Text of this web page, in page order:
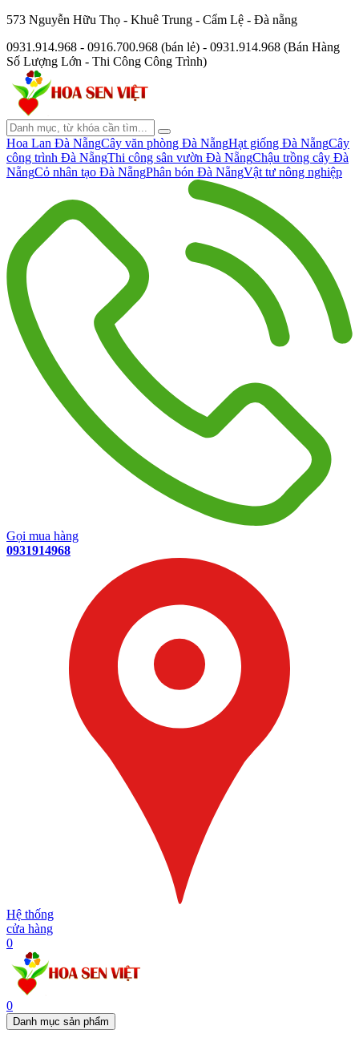
573 Nguyễn Hữu Thọ - Khuê Trung - Cẩm Lệ - Đà nẵng
0931.914.968 - 0916.700.968 (bán lẻ) - 0931.914.968 (Bán Hàng
Số Lượng Lớn - Thi Công Công Trình)
Hoa Lan Đà NẵngCây văn phòng Đà NẵngHạt giống Đà NẵngCây
công trình Đà NẵngThi công sân vườn Đà NẵngChậu trồng cây Đà
NẵngCỏ nhân tạo Đà NẵngPhân bón Đà NẵngVật tư nông nghiệp
Gọi mua hàng
0931914968
Hệ thống
cửa hàng
0
0
Danh mục sản phẩm